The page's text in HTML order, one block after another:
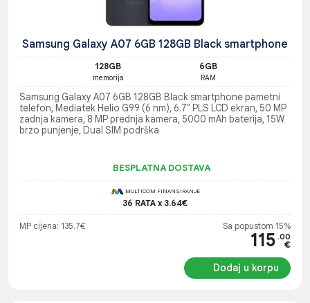
Samsung Galaxy A07 6GB 128GB Black smartphone
128GB
memorija
6GB
RAM
Samsung Galaxy A07 6GB 128GB Black smartphone pametni
telefon, Mediatek Helio G99 (6 nm), 6.7" PLS LCD ekran, 50 MP
zadnja kamera, 8 MP prednja kamera, 5000 mAh baterija, 15W
brzo punjenje, Dual SIM podrška
BESPLATNA DOSTAVA
MULTICOM FINANSIRANJE
36 RATA x 3.64€
MP cijena: 135.7€ Sa popustom 15%
115 .00
€
Dodaj u korpu